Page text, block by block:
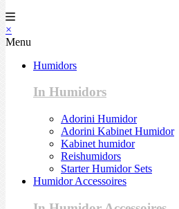
×
Menu
Humidors
In Humidors
Adorini Humidor
Adorini Kabinet Humidor
Kabinet humidor
Reishumidors
Starter Humidor Sets
Humidor Accessoires